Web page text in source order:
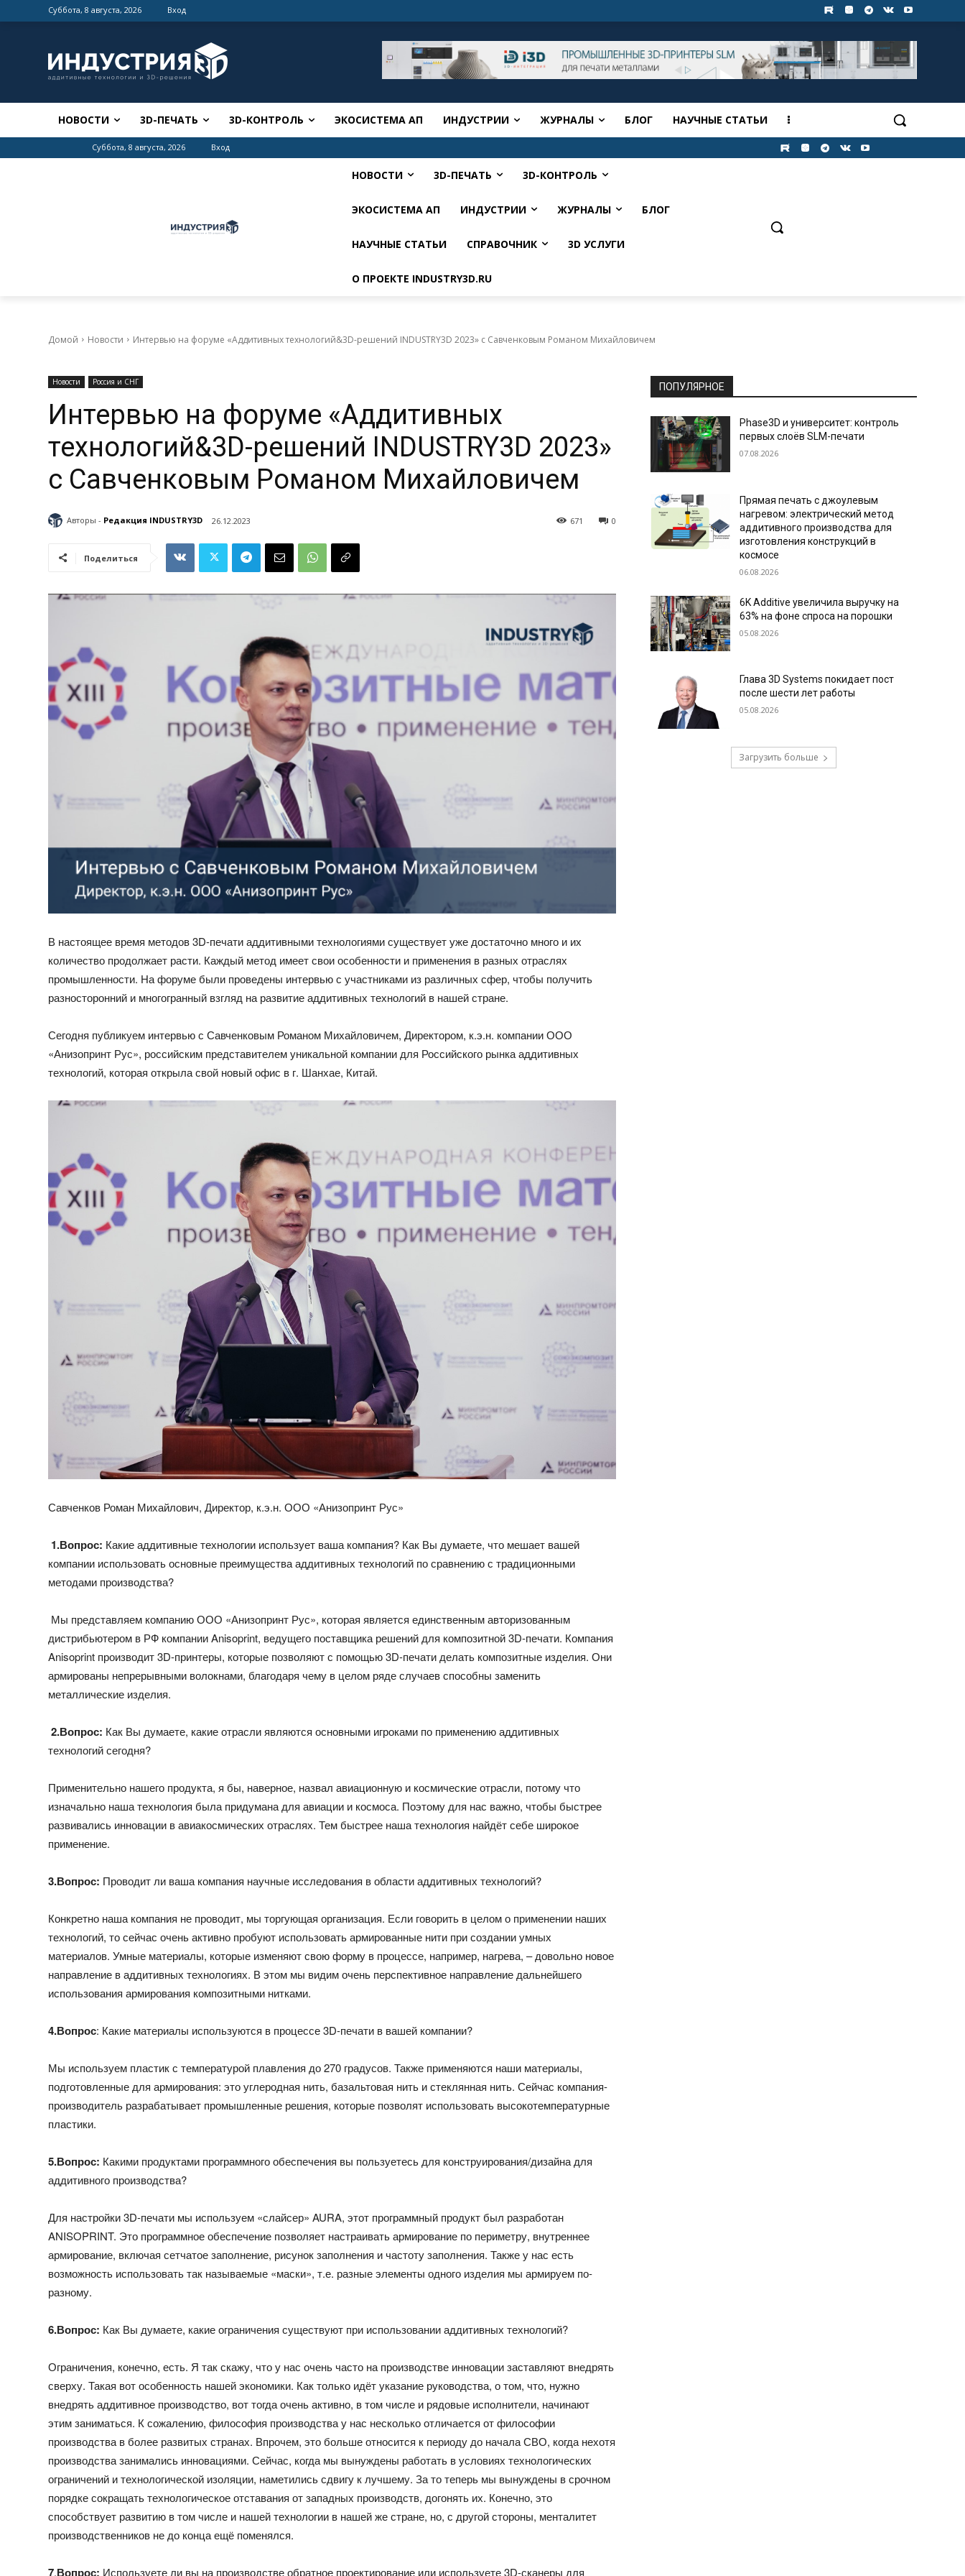
Суббота, 8 августа, 2026 Вход
НОВОСТИ 3D-ПЕЧАТЬ 3D-КОНТРОЛЬ ЭКОСИСТЕМА АП ИНДУСТРИИ ЖУРНАЛЫ БЛОГ НАУЧНЫЕ СТАТЬИ
Суббота, 8 августа, 2026 Вход
НОВОСТИ 3D-ПЕЧАТЬ 3D-КОНТРОЛЬ
ЭКОСИСТЕМА АП ИНДУСТРИИ ЖУРНАЛЫ БЛОГ
НАУЧНЫЕ СТАТЬИ СПРАВОЧНИК 3D УСЛУГИ
О ПРОЕКТЕ INDUSTRY3D.RU
Домой Новости Интервью на форуме «Аддитивных технологий&3D-решений INDUSTRY3D 2023» с Савченковым Романом Михайловичем
Новости Россия и СНГ
Интервью на форуме «Аддитивных
технологий&3D-решений INDUSTRY3D 2023»
с Савченковым Романом Михайловичем
Авторы - Редакция INDUSTRY3D 26.12.2023 0
671
Поделиться
В настоящее время методов 3D-печати аддитивными технологиями существует уже достаточно много и их
количество продолжает расти. Каждый метод имеет свои особенности и применения в разных отраслях
промышленности. На форуме были проведены интервью с участниками из различных сфер, чтобы получить
разносторонний и многогранный взгляд на развитие аддитивных технологий в нашей стране.
Сегодня публикуем интервью с Савченковым Романом Михайловичем, Директором, к.э.н. компании ООО
«Анизопринт Рус», российским представителем уникальной компании для Российского рынка аддитивных
технологий, которая открыла свой новый офис в г. Шанхае, Китай.
Савченков Роман Михайлович, Директор, к.э.н. ООО «Анизопринт Рус»
1.Вопрос: Какие аддитивные технологии использует ваша компания? Как Вы думаете, что мешает вашей
компании использовать основные преимущества аддитивных технологий по сравнению с традиционными
методами производства?
Мы представляем компанию ООО «Анизопринт Рус», которая является единственным авторизованным
дистрибьютером в РФ компании Anisoprint, ведущего поставщика решений для композитной 3D-печати. Компания
Anisoprint производит 3D-принтеры, которые позволяют с помощью 3D-печати делать композитные изделия. Они
армированы непрерывными волокнами, благодаря чему в целом ряде случаев способны заменить
металлические изделия.
2.Вопрос: Как Вы думаете, какие отрасли являются основными игроками по применению аддитивных
технологий сегодня?
Применительно нашего продукта, я бы, наверное, назвал авиационную и космические отрасли, потому что
изначально наша технология была придумана для авиации и космоса. Поэтому для нас важно, чтобы быстрее
развивались инновации в авиакосмических отраслях. Тем быстрее наша технология найдёт себе широкое
применение.
3.Вопрос: Проводит ли ваша компания научные исследования в области аддитивных технологий?
Конкретно наша компания не проводит, мы торгующая организация. Если говорить в целом о применении наших
технологий, то сейчас очень активно пробуют использовать армированные нити при создании умных
материалов. Умные материалы, которые изменяют свою форму в процессе, например, нагрева, – довольно новое
направление в аддитивных технологиях. В этом мы видим очень перспективное направление дальнейшего
использования армирования композитными нитками.
4.Вопрос: Какие материалы используются в процессе 3D-печати в вашей компании?
Мы используем пластик с температурой плавления до 270 градусов. Также применяются наши материалы,
подготовленные для армирования: это углеродная нить, базальтовая нить и стеклянная нить. Сейчас компания-
производитель разрабатывает промышленные решения, которые позволят использовать высокотемпературные
пластики.
5.Вопрос: Какими продуктами программного обеспечения вы пользуетесь для конструирования/дизайна для
аддитивного производства?
Для настройки 3D-печати мы используем «слайсер» AURA, этот программный продукт был разработан
ANISOPRINT. Это программное обеспечение позволяет настраивать армирование по периметру, внутреннее
армирование, включая сетчатое заполнение, рисунок заполнения и частоту заполнения. Также у нас есть
возможность использовать так называемые «маски», т.е. разные элементы одного изделия мы армируем по-
разному.
6.Вопрос: Как Вы думаете, какие ограничения существуют при использовании аддитивных технологий?
Ограничения, конечно, есть. Я так скажу, что у нас очень часто на производстве инновации заставляют внедрять
сверху. Такая вот особенность нашей экономики. Как только идёт указание руководства, о том, что, нужно
внедрять аддитивное производство, вот тогда очень активно, в том числе и рядовые исполнители, начинают
этим заниматься. К сожалению, философия производства у нас несколько отличается от философии
производства в более развитых странах. Впрочем, это больше относится к периоду до начала СВО, когда нехотя
производства занимались инновациями. Сейчас, когда мы вынуждены работать в условиях технологических
ограничений и технологической изоляции, наметились сдвигу к лучшему. За то теперь мы вынуждены в срочном
порядке сокращать технологическое отставания от западных производств, догонять их. Конечно, это
способствует развитию в том числе и нашей технологии в нашей же стране, но, с другой стороны, менталитет
производственников не до конца ещё поменялся.
7.Вопрос: Используете ли вы на производстве обратное проектирование или используете 3D-сканеры для
ПОПУЛЯРНОЕ
Phase3D и университет: контроль
первых слоёв SLM-печати
07.08.2026
Прямая печать с джоулевым
нагревом: электрический метод
аддитивного производства для
изготовления конструкций в
космосе
06.08.2026
6K Additive увеличила выручку на
63% на фоне спроса на порошки
05.08.2026
Глава 3D Systems покидает пост
после шести лет работы
05.08.2026
Загрузить больше